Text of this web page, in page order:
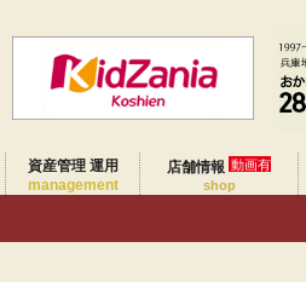
資産管理 運用
management
店舗情報 動画有
shop